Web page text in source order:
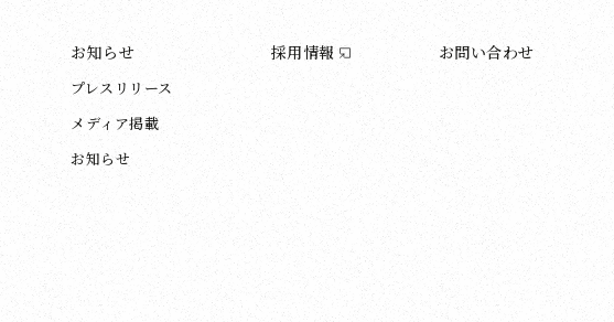
お知らせ
プレスリリース
メディア掲載
お知らせ
採用情報 お問い合わせ